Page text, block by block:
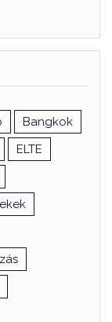
Bangkok
ELTE